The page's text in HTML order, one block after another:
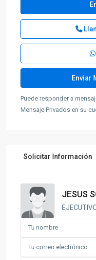
Puede responder a
Mensaje Privados en su
Solicitar Información
JESUS